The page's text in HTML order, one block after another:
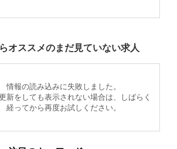
オススメのまだ見ていない求人
情報の読み込みに失敗しました。
新をしても表示されない場合は、しばらく
経ってから再度お試しください。